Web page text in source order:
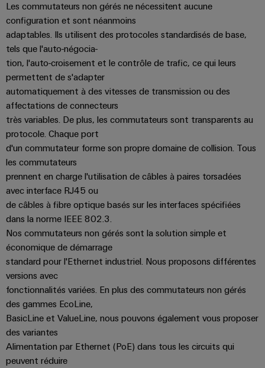
pour
relever
les
défis
de
la
construction
d'armoire
Centre
de
données
Solutions
et
produits
pour
les
centres
de
données
:
efficaces,
fiables,
évolutifs
Fabricants
d'équipements
Solutions
de
technique
de
Pair
Ethernet
Armoire
et
terrain
Câblage
d'installation
Smart
Armoire
de
distribution
Building
Mesurage
intelligente
Weidmüller
Configurator
Solutions
Workplace
et
composants
Systèmes
d'entrée
de
câbles
et
composants
Câbles
de
raccordement,
câbles
patch
et
câbles
Modules
de
câblage
API
et
solutions
Configurator
numérique
d'un niveau
intuitive,
simple,
Weidmüller
numérique
supérieur -
intuitive,
rapide
Conseils
en
matière
de
connectivité
Ingénierie
numérique
Weidmüller
Configurator
Services
de
connecteurs
pour
circuit
imprimé
Services
de
laboratoire
Support
2026
Promotions
and
Campaigns
certificats
de
gestion
Orange
Mag
|
Magazine
client
Ressources
humaines
Notre
direction
Carrière
Presse
Nouvelles
locales
Actualité
de
Les commutateurs non gérés ne nécessitent aucune
configuration et sont néanmoins
adaptables. Ils utilisent des protocoles standardisés de base,
tels que l'auto-négocia-
tion, l'auto-croisement et le contrôle de trafic, ce qui leurs
permettent de s'adapter
automatiquement à des vitesses de transmission ou des
affectations de connecteurs
très variables. De plus, les commutateurs sont transparents au
protocole. Chaque port
d'un commutateur forme son propre domaine de collision. Tous
les commutateurs
prennent en charge l'utilisation de câbles à paires torsadées
avec interface RJ45 ou
de câbles à fibre optique basés sur les interfaces spécifiées
dans la norme IEEE 802.3.
Nos commutateurs non gérés sont la solution simple et
économique de démarrage
standard pour l'Ethernet industriel. Nous proposons différentes
versions avec
fonctionnalités variées. En plus des commutateurs non gérés
des gammes EcoLine,
BasicLine et ValueLine, nous pouvons également vous proposer
des variantes
Alimentation par Ethernet (PoE) dans tous les circuits qui
peuvent réduire